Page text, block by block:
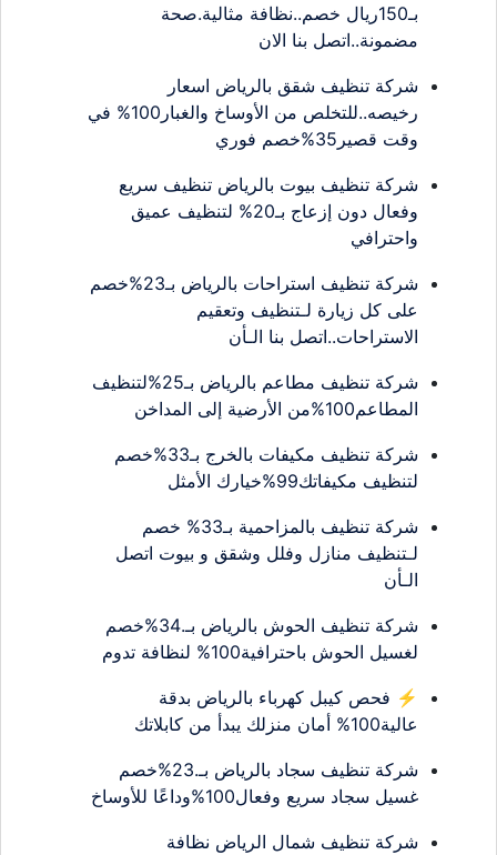
بـ150ريال خصم..نظافة مثالية.صحة
مضمونة..اتصل بنا الان
شركة تنظيف شقق بالرياض اسعار
رخيصه..للتخلص من الأوساخ والغبار100% في
وقت قصير35%خصم فوري
شركة تنظيف بيوت بالرياض تنظيف سريع
وفعال دون إزعاج بـ20% لتنظيف عميق
واحترافي
شركة تنظيف استراحات بالرياض بـ23%خصم
على كل زيارة لـتنظيف وتعقيم
الاستراحات..اتصل بنا الـأن
شركة تنظيف مطاعم بالرياض بـ25%لتنظيف
المطاعم100%من الأرضية إلى المداخن
شركة تنظيف مكيفات بالخرج بـ33%خصم
لتنظيف مكيفاتك99%خيارك الأمثل
شركة تنظيف بالمزاحمية بـ33% خصم
لـتنظيف منازل وفلل وشقق و بيوت اتصل
الـأن
شركة تنظيف الحوش بالرياض بـ.34%خصم
لغسيل الحوش باحترافية100% لنظافة تدوم
⚡ فحص كيبل كهرباء بالرياض بدقة
عالية100% أمان منزلك يبدأ من كابلاتك
شركة تنظيف سجاد بالرياض بـ.23%خصم
غسيل سجاد سريع وفعال100%وداعًا للأوساخ
شركة تنظيف شمال الرياض نظافة